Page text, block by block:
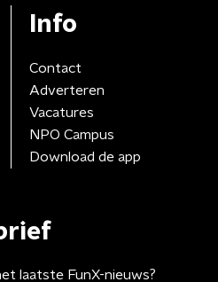
Info
Contact
Adverteren
Vacatures
NPO Campus
Download de app
laatste FunX-nieuws?